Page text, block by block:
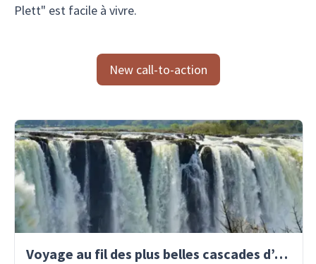
Plett" est facile à vivre.
New call-to-action
Voyage au fil des plus belles cascades d’Afrique